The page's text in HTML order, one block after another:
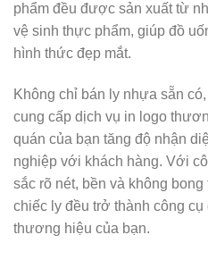
phẩm đều được sản xuất từ
vệ sinh thực phẩm, giúp đồ
hình thức đẹp mắt.
Không chỉ bán ly nhựa sẵn
cung cấp dịch vụ in logo
quán của bạn tăng độ nhận
nghiệp với khách hàng. Với
sắc rõ nét, bền và không
chiếc ly đều trở thành công
thương hiệu của bạn.